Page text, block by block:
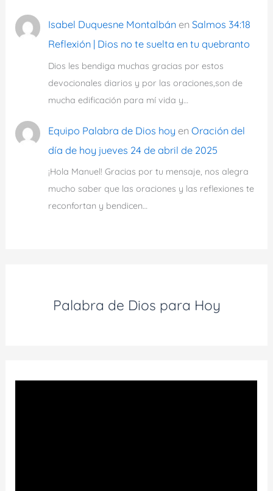
Isabel Duquesne Montalbánen Salmos 34:18
Reflexión | Dios no te suelta en tu quebranto
Dios les bendiga muchas gracias por estos
devocionales diarios y por las oraciones,son de
mucha edificación para mí vida y…
Equipo Palabra de Dios hoy en Oración del
día de hoy jueves 24 de abril de 2025
¡Hola Manuel! Gracias por tu mensaje, nos alegra
mucho saber que las oraciones y las reflexiones te
reconfortan y bendicen…
Palabra de Dios para Hoy